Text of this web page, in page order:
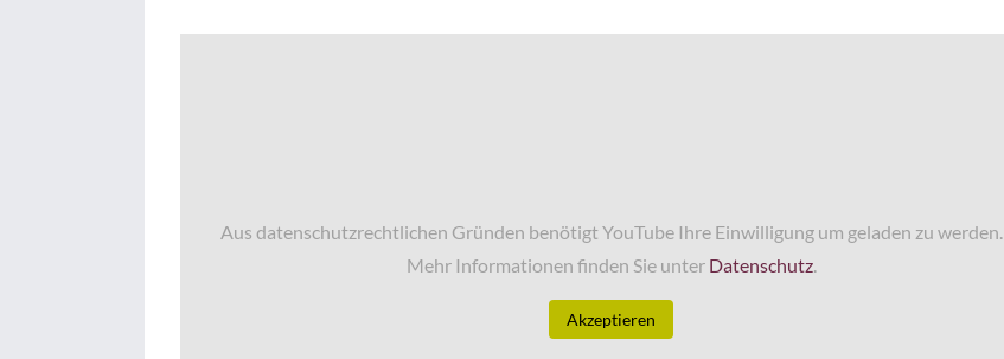
Aus datenschutzrechtlichen Gründen benötigt YouTube Ihre Einwilligung um geladen zu werden.
Mehr Informationen finden Sie unter Datenschutz.
Akzeptieren